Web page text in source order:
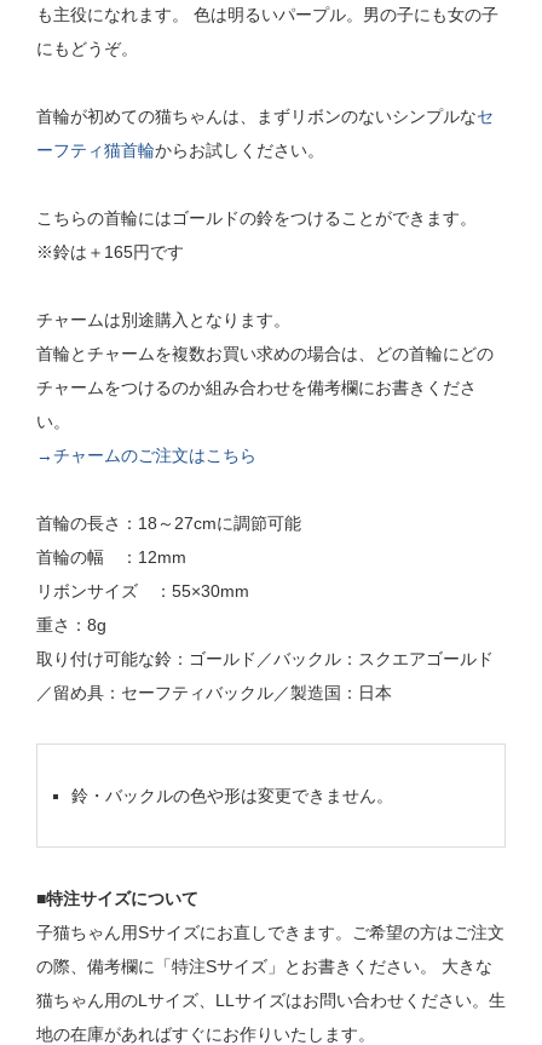
も主役になれます。 色は明るいパープル。男の子にも女の子
にもどうぞ。
首輪が初めての猫ちゃんは、まずリボンのないシンプルなセ
ーフティ猫首輪からお試しください。
こちらの首輪にはゴールドの鈴をつけることができます。
※鈴は＋165円です
チャームは別途購入となります。
首輪とチャームを複数お買い求めの場合は、どの首輪にどの
チャームをつけるのか組み合わせを備考欄にお書きくださ
い。
→チャームのご注文はこちら
首輪の長さ：18～27cmに調節可能
首輪の幅 ：12mm
リボンサイズ ：55×30mm
重さ：8g
取り付け可能な鈴：ゴールド／バックル：スクエアゴールド
／留め具：セーフティバックル／製造国：日本
鈴・バックルの色や形は変更できません。
■特注サイズについて
子猫ちゃん用Sサイズにお直しできます。ご希望の方はご注文
の際、備考欄に「特注Sサイズ」とお書きください。 大きな
猫ちゃん用のLサイズ、LLサイズはお問い合わせください。生
地の在庫があればすぐにお作りいたします。